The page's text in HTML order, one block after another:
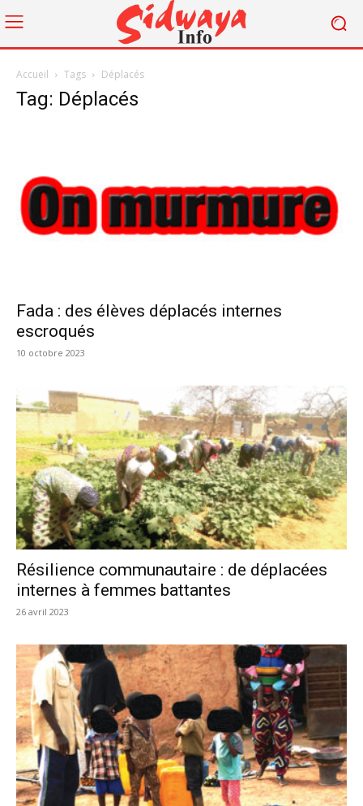
Accueil Tags Déplacés
Tag: Déplacés
Fada : des élèves déplacés internes
escroqués
10 octobre 2023
Résilience communautaire : de déplacées
internes à femmes battantes
26 avril 2023